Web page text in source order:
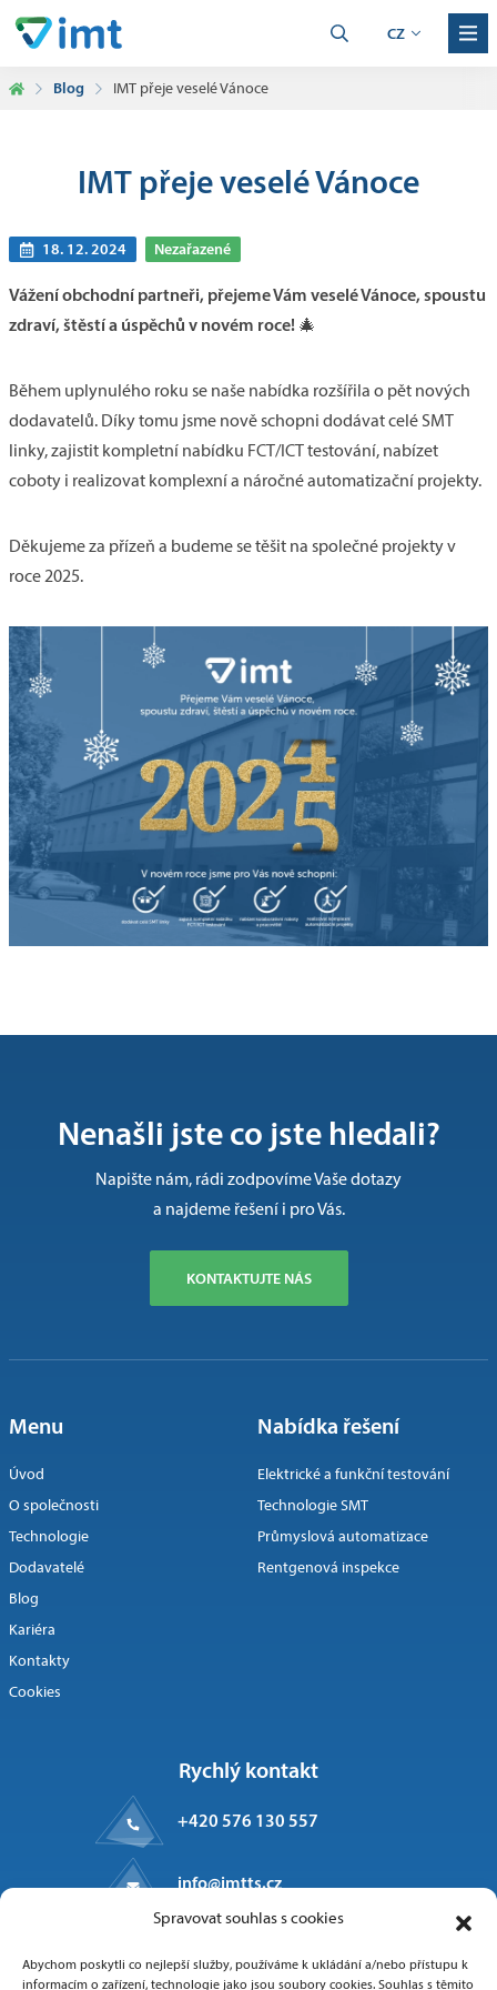
Spravovat souhlas s cookies
Abychom poskytli co nejlepší služby, používáme k ukládání a/nebo přístupu k
informacím o zařízení, technologie jako jsou soubory cookies. Souhlas s těmito
CZ
Blog IMT přeje veselé Vánoce
IMT přeje veselé Vánoce
18. 12. 2024 Nezařazené
Vážení obchodní partneři, přejeme Vám veselé Vánoce, spoustu
zdraví, štěstí a úspěchů v novém roce! 🎄
Během uplynulého roku se naše nabídka rozšířila o pět nových
dodavatelů. Díky tomu jsme nově schopni dodávat celé SMT
linky, zajistit kompletní nabídku FCT/ICT testování, nabízet
coboty i realizovat komplexní a náročné automatizační projekty.
Děkujeme za přízeň a budeme se těšit na společné projekty v
roce 2025.
Nenašli jste co jste hledali?
Napište nám, rádi zodpovíme Vaše dotazy
a najdeme řešení i pro Vás.
KONTAKTUJTE NÁS
Menu
Úvod
O společnosti
Technologie
Dodavatelé
Blog
Kariéra
Kontakty
Cookies
Nabídka řešení
Elektrické a funkční testování
Technologie SMT
Průmyslová automatizace
Rentgenová inspekce
Rychlý kontakt
+420 576 130 557
info@imtts.cz
Valašské Meziříčí, 757 01